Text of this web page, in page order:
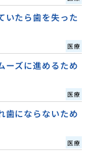
いたら歯を失った
医療
ーズに進めるため
医療
歯にならないため
医療